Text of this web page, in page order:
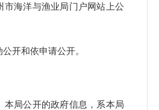
市海洋与渔业局门户网站上公
和依申请公开。
局公开的政府信息，系本局